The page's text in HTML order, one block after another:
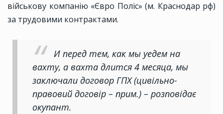
військову компанію «Євро Поліс» (м. Краснодар рф)
за трудовими контрактами.
И перед тем, как мы уедем на
вахту, а вахта длится 4 месяца, мы
заключали договор ГПХ (цивільно-
правовий договір – прим.) – розповідає
окупант.